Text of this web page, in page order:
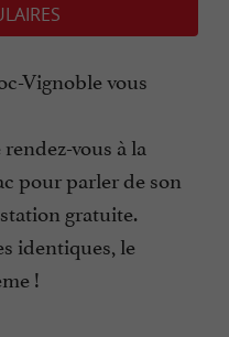
Vignoble vous
vous à la
pour parler de son
gratuite.
identiques, le
!